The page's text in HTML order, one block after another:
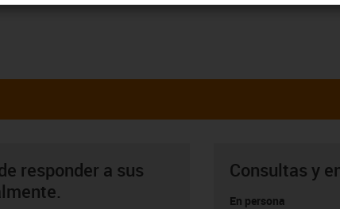
responder a sus
Consultas y
En persona